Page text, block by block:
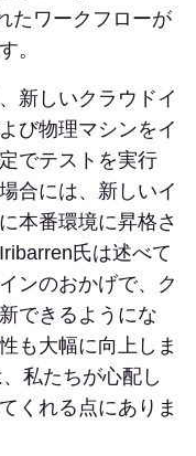
たワークフローが
。
新しいクラウドイ
び物理マシンをイ
でテストを実行
合には、新しいイ
本番環境に昇格さ
氏は述べて
ンのおかげで、ク
できるようにな
も大幅に向上しま
私たちが心配し
くれる点にありま